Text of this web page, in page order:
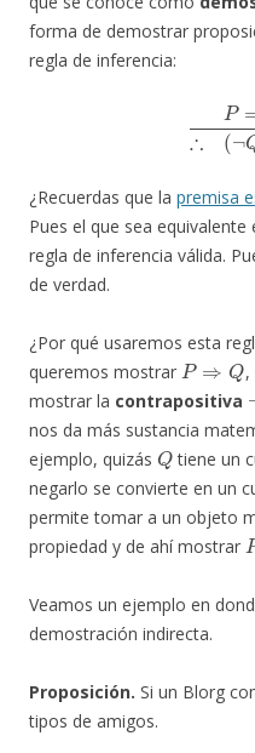
forma de demostrar
regla de inferencia:
Q∴
¿Recuerdas que la premisa
Pues el que sea
regla de inferencia válida.
de verdad.
¿Por qué usaremos esta
queremos mostrar
P⇒Q
,
mostrar la contrapositiva
nos da más sustancia
ejemplo, quizás
Q
tiene un
negarlo se convierte en un
permite tomar a un objeto
propiedad y de ahí mostrar
Veamos un ejemplo en
demostración indirecta.
Proposición. Si un Blorg
tipos de amigos.